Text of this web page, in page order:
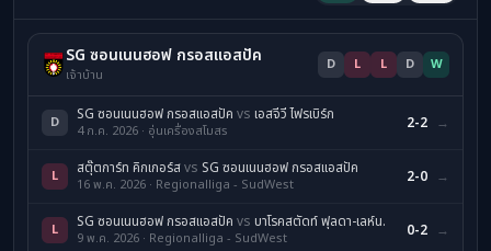
SG ซอนเนนฮอฟ กรอสแอสปัค
เจ้าบ้าน
D L L D W
D SG ซอนเนนฮอฟ กรอสแอสปัค vs เอสจีวี ไฟรเบิร์ก
4 ก.ค. 2026 · อุ่นเครื่องสโมสร 2-2 →
L สตุ๊ตการ์ท คิกเกอร์สvs SG ซอนเนนฮอฟ กรอสแอสปัค
16 พ.ค. 2026 · Regionalliga - SudWest 2-0 →
L SG ซอนเนนฮอฟ กรอสแอสปัค vs บาโรคสตัดท์ ฟุลดา-เลห์น.
9 พ.ค. 2026 · Regionalliga - SudWest 0-2 →